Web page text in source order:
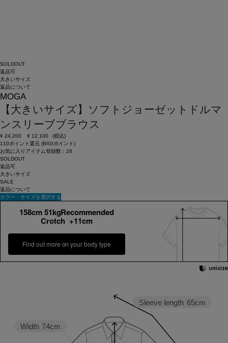
SOLDOUT
返品可
大きいサイズ
返品について
MOGA
【大きいサイズ】ソフトジョーゼットドルマ
ンスリーブブラウス
¥ 24,200 ¥ 12,100
(税込)
110ポイント還元 (BIGIポイント)
お気に入りアイテム登録数： 28
SOLDOUT
返品可
大きいサイズ
SALE
返品について
カラー・サイズを選択する
158cm 51kgRecommended
Crotch +11cm
Find out more on your body type
Sleeve length 65cm
Width 74cm